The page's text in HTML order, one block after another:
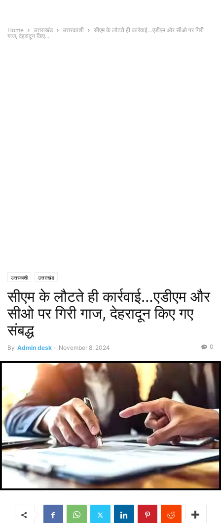
Home उत्तराखंड उत्तरकाशी
सीएम के लौटते ही कार्रवाई…एडीएम और सीओ पर गिरी
गाज, देहरादून किए...
उत्तरकाशी उत्तराखंड
सीएम के लौटते ही कार्रवाई…एडीएम और
सीओ पर गिरी गाज, देहरादून किए गए
संबद्ध
By Admin desk - November 8, 2024 0